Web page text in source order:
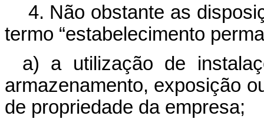
4. Não obstante as
termo “estabelecimento
a) a utilização de
armazenamento, exposição
de propriedade da empresa;